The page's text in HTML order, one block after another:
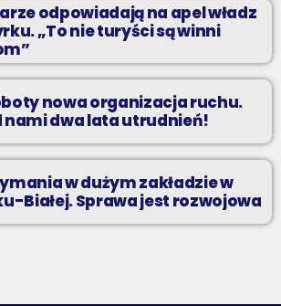
odpowiadają na apel władz
„To nie turyści są winni
nowa organizacja ruchu.
nami dwa lata utrudnień!
w dużym zakładzie w
Białej. Sprawa jest rozwojowa